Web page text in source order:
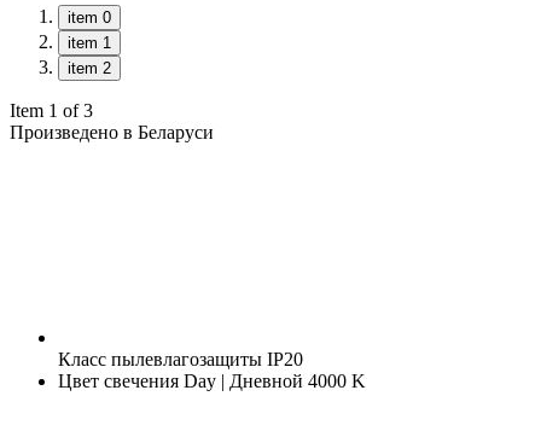
item 0
item 1
item 2
Item 1 of 3
Произведено в Беларуси
Класс пылевлагозащиты IP20
Цвет свечения Day | Дневной 4000 K